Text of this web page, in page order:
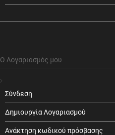
Ο Λογαριασμός μου
Σύνδεση
Δημιουργία Λογαριασμού
Ανάκτηση κωδικού πρόσβασης